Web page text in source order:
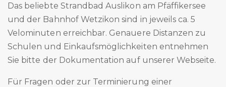
Das beliebte Strandbad Auslikon am Pfäffikersee
und der Bahnhof Wetzikon sind in jeweils ca. 5
Velominuten erreichbar. Genauere Distanzen zu
Schulen und Einkaufsmöglichkeiten entnehmen
Sie bitte der Dokumentation auf unserer Webseite.
Für Fragen oder zur Terminierung einer